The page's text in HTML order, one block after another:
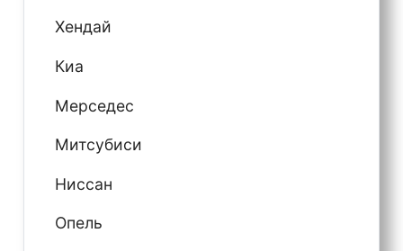
Хендай
Киа
Мерседес
Митсубиси
Ниссан
Опель